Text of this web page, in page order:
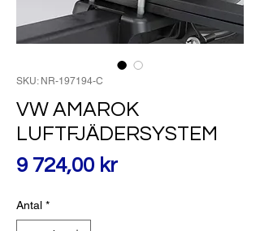
SKU: NR-197194-C
VW AMAROK
LUFTFJÄDERSYSTEM
9 724,00 krPris
Antal *